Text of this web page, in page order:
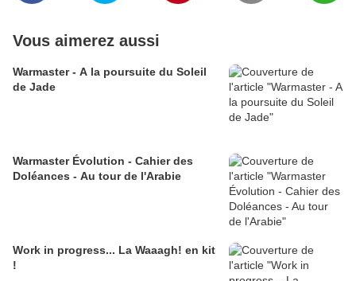
Vous aimerez aussi
Warmaster - A la poursuite du Soleil
de Jade
Warmaster Évolution - Cahier des
Doléances - Au tour de l'Arabie
Work in progress... La Waaagh! en kit
!